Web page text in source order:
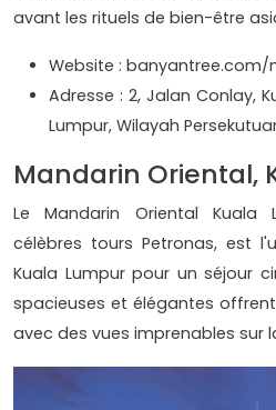
avant les rituels de bien-être
Website :
Adresse : 2, Jalan Conlay,
Lumpur, Wilayah
Mandarin Oriental,
Le Mandarin Oriental Kuala
célèbres tours Petronas, est
Kuala Lumpur pour un séjour
spacieuses et élégantes
avec des vues imprenables sur